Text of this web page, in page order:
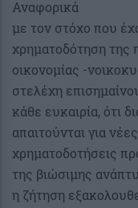
Αναφορικά
με τον στόχο που
χρηματοδότηση της
οικονομίας -
στελέχη
κάθε ευκαιρία, ότι
απαιτούνται για νέες
χρηματοδοτήσεις
της βιώσιμης
η ζήτηση